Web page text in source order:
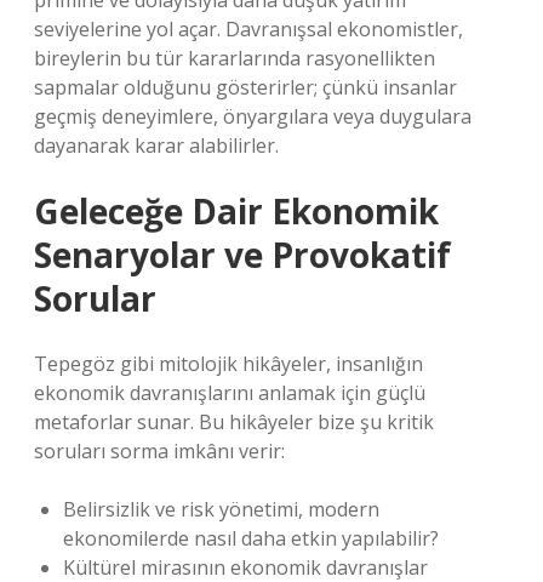
seviyelerine yol açar. Davranışsal ekonomistler,
bireylerin bu tür kararlarında rasyonellikten
sapmalar olduğunu gösterirler; çünkü insanlar
geçmiş deneyimlere, önyargılara veya duygulara
dayanarak karar alabilirler.
Geleceğe Dair Ekonomik
Senaryolar ve Provokatif
Sorular
Tepegöz gibi mitolojik hikâyeler, insanlığın
ekonomik davranışlarını anlamak için güçlü
metaforlar sunar. Bu hikâyeler bize şu kritik
soruları sorma imkânı verir:
Belirsizlik ve risk yönetimi, modern
ekonomilerde nasıl daha etkin yapılabilir?
Kültürel mirasının ekonomik davranışlar